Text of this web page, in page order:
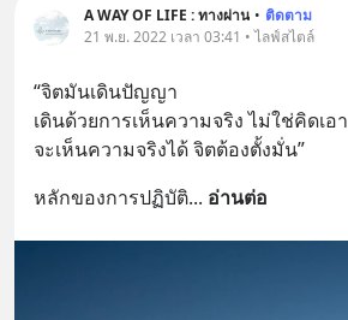
A WAY OF LIFE : ทางผ่าน • ติดตาม
21 พ.ย. 2022 เวลา 03:41 • ไลฟ์สไตล์
“จิตมันเดินปัญญา
เดินด้วยการเห็นความจริง ไม่ใช่คิดเอา
จะเห็นความจริงได้ จิตต้องตั้งมั่น”
หลักของการปฏิบัติ... อ่านต่อ